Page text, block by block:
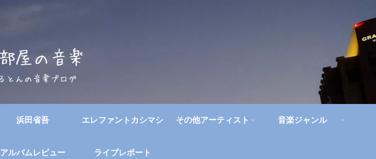
浜田省吾 エレファントカシマシ その他アーティスト 音楽ジャンル
アルバムレビュー ライブレポート